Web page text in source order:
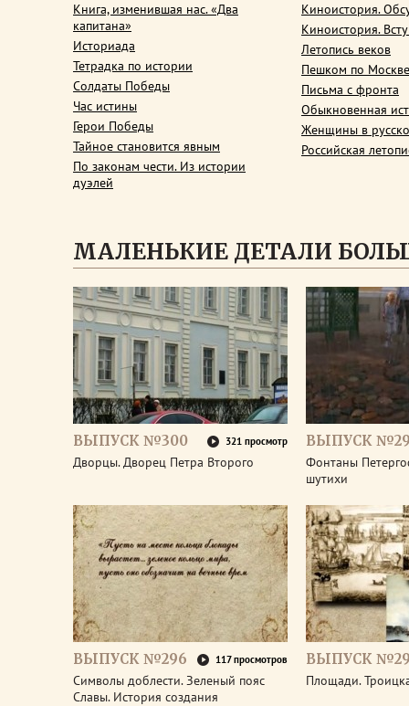
Книга, изменившая нас. «Два
капитана»
Историада
Тетрадка по истории
Солдаты Победы
Час истины
Герои Победы
Тайное становится явным
По законам чести. Из истории
дуэлей
Киноистория.
Киноистория.
Летопись веков
Пешком по Москве
Письма с фронта
Обыкновенная
Женщины в
Российская
МАЛЕНЬКИЕ ДЕТАЛИ
ВЫПУСК №300 321 просмотр
Дворцы. Дворец Петра Второго
ВЫПУСК
Фонтаны
шутихи
ВЫПУСК №296 117 просмотров
Символы доблести. Зеленый пояс
Славы. История создания
ВЫПУСК
Площади.